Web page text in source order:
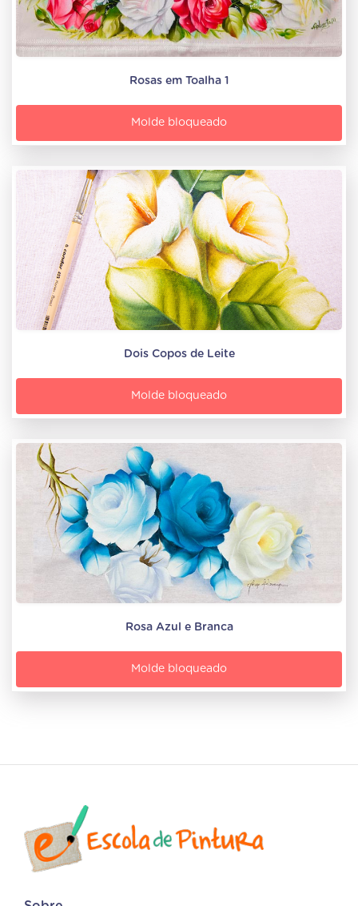
Rosas em Toalha 1
Molde bloqueado
Dois Copos de Leite
Molde bloqueado
Rosa Azul e Branca
Molde bloqueado